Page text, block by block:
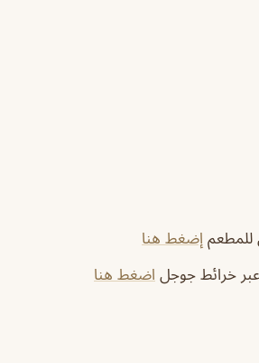
للمطعم إضغط هنا
خرائط جوجل اضغط هنا